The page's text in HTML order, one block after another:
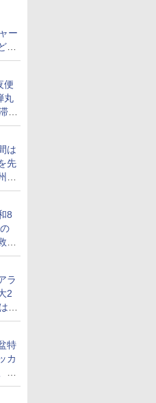
ー
雑
便
丸
在
は
先
道
8
援
ラ
2
を
特
カ
撥